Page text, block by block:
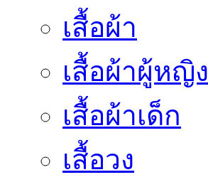
เสื้อผ้า
เสื้อผ้าผู้หญิง
เสื้อผ้าเด็ก
เสื้อวง